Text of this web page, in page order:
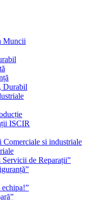
Muncii
Durabil
ISCIR
Comerciale si industriale
de Reparații”
echipa!”